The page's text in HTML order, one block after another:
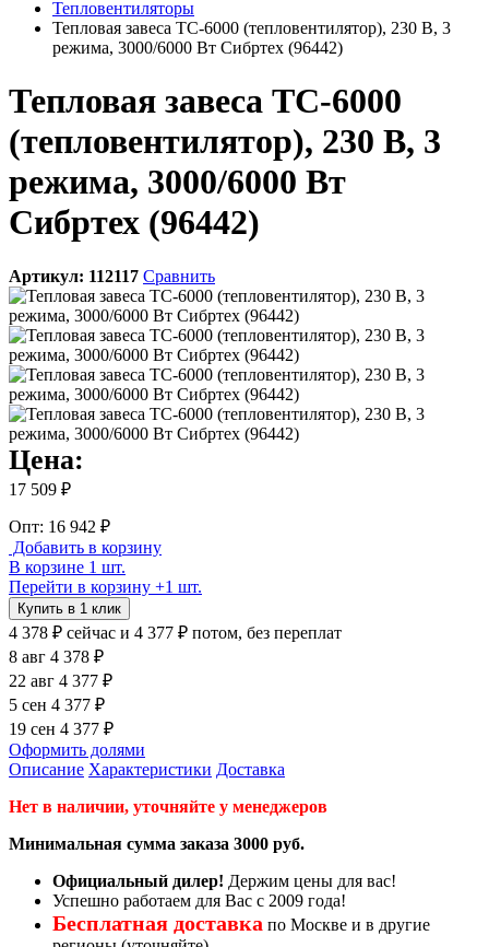
Тепловентиляторы
Тепловая завеса ТС-6000 (тепловентилятор), 230 В, 3
режима, 3000/6000 Вт Сибртех (96442)
Тепловая завеса ТС-6000
(тепловентилятор), 230 В, 3
режима, 3000/6000 Вт
Сибртех (96442)
Артикул: 112117 Сравнить
Цена:
17 509 ₽
Опт: 16 942 ₽
Добавить в корзину
В корзине 1 шт.
Перейти в корзину +1 шт.
Купить в 1 клик
4 378 ₽ сейчас и 4 377 ₽ потом, без переплат
8 авг 4 378 ₽
22 авг 4 377 ₽
5 сен 4 377 ₽
19 сен 4 377 ₽
Оформить долями
Описание Характеристики Доставка
Нет в наличии, уточняйте у менеджеров
Минимальная сумма заказа 3000 руб.
Официальный дилер! Держим цены для вас!
Успешно работаем для Вас с 2009 года!
Бесплатная доставка по Москве и в другие